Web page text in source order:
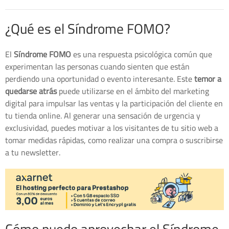
¿Qué es el Síndrome FOMO?
ElSíndrome FOMOes una respuesta psicológica común que
experimentan las personas cuando sienten que están
perdiendo una oportunidad o evento interesante. Estetemor a
quedarse atráspuede utilizarse en el ámbito del marketing
digital para impulsar las ventas y la participación del cliente en
tu tienda online. Al generar una sensación de urgencia y
exclusividad, puedes motivar a los visitantes de tu sitio web a
tomar medidas rápidas, como realizar una compra o suscribirse
a tu newsletter.